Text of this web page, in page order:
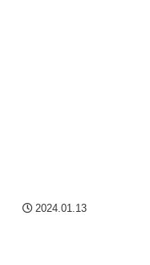
2024.01.13